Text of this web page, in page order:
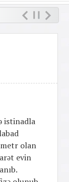
istinadla
olan
evin